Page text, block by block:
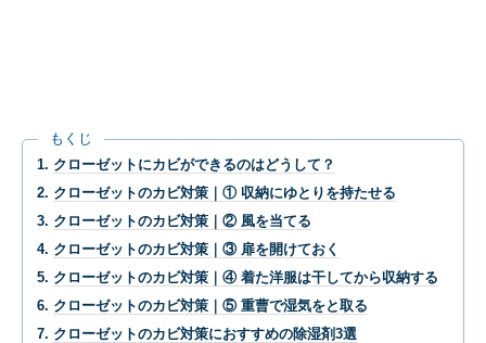
もくじ
クローゼットにカビができるのはどうして？
クローゼットのカビ対策｜① 収納にゆとりを持たせる
クローゼットのカビ対策｜② 風を当てる
クローゼットのカビ対策｜③ 扉を開けておく
クローゼットのカビ対策｜④ 着た洋服は干してから収納する
クローゼットのカビ対策｜⑤ 重曹で湿気をと取る
クローゼットのカビ対策におすすめの除湿剤3選